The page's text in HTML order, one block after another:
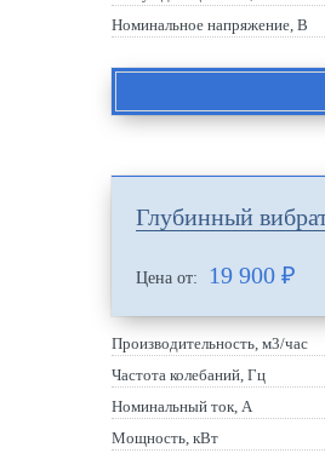
Номинальное напряжение, В
Глубинный
Цена от: 19 900 ₽
Производительность, м3/час
Частота колебаний, Гц
Номинальный ток, А
Мощность, кВт